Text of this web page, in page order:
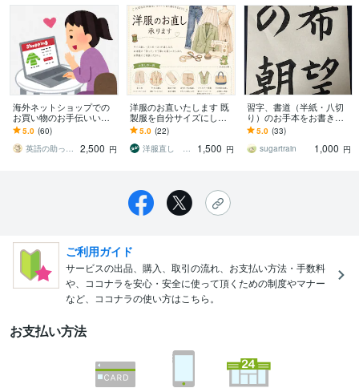
海外ネットショップでの
お買い物のお手伝いいた
します ✨最長120日サポー
トいたします・輸入代行
ではありません！✨
5.0 (60)
英語の助っ人：ミケネコ
2,500 円
洋服のお直いたします 既
製服を自分サイズにしま
せんか
5.0 (22)
洋服直し かえる工房
1,500 円
習字、書道（半紙・八切
り）のお手本をお書きし
ます 大きなサイズ（〜半
切:34.5×136cm）もお見積
り可能
5.0 (33)
sugartrain
1,000 円
ご利用ガイド
サービスの出品、購入、取引の流れ、お支払い方法・手数料
や、ココナラを安心・安全に使って頂くための制度やマナー
など、ココナラの使い方はこちら。
お支払い方法